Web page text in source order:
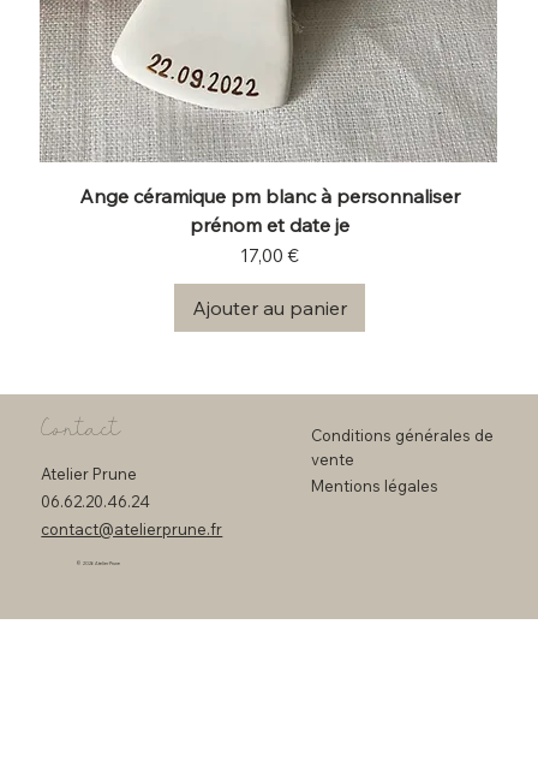
Ange céramique pm blanc à personnaliser
prénom et date je
Prix
17,00 €
Ajouter au panier
Contact
Atelier Prune
06.62.20.46.24
contact@atelierprune.fr
Conditions générales de
vente
Mentions légales
© 2026 Atelier Prune